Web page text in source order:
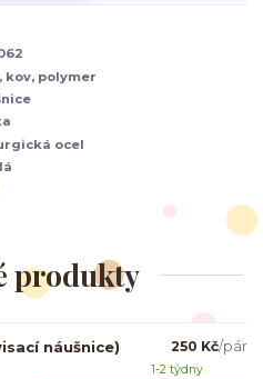
kov, polymer
ocel
produkty
náušnice) 250 Kč/pár
1-2 týdny